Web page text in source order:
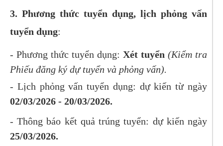
3. Phương thức tuyển dụng, lịch phỏng vấn
tuyển dụng:
- Phương thức tuyển dụng:Xét tuyển (Kiểm tra
Phiếu đăng ký dự tuyển và phỏng vấn).
- Lịch phỏng vấn tuyển dụng: dự kiến từ ngày
02/03/2026 - 20/03/2026.
- Thông báo kết quả trúng tuyển: dự kiến ngày
25/03/2026.